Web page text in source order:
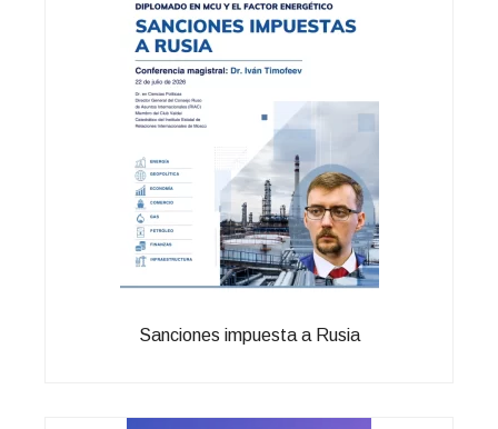
Sanciones impuesta a Rusia